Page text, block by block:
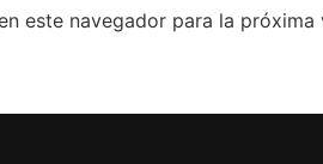
este navegador para la próxima